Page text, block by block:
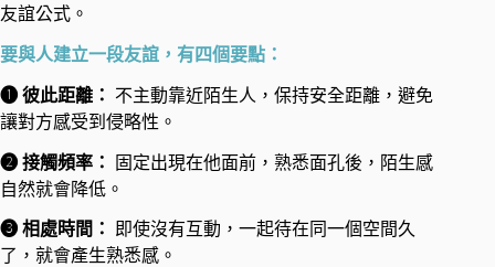
友誼公式。
要與人建立一段友誼，有四個要點：
❶ 彼此距離：
不主動靠近陌生人，保持安全距離，避免
讓對方感受到侵略性。
❷ 接觸頻率：
固定出現在他面前，熟悉面孔後，陌生感
自然就會降低。
❸ 相處時間：
即使沒有互動，一起待在同一個空間久
了，就會產生熟悉感。